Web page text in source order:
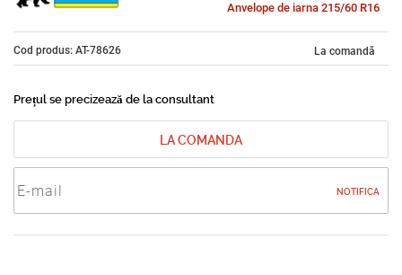
Anvelope de iarna 215/60 R16
Cod produs: AT-78626 La comandă
Prețul se precizează de la consultant
LA COMANDA
NOTIFICA